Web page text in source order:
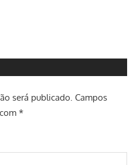
será publicado. Campos
*